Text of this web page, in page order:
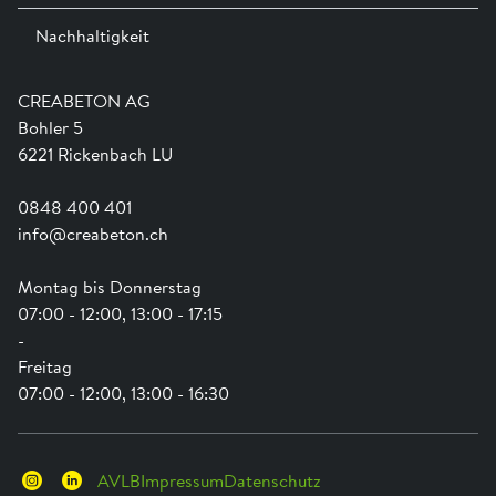
CREABETON AG
Bohler 5
6221 Rickenbach LU
0848 400 401
info@creabeton.ch
Montag bis Donnerstag
07:00 - 12:00, 13:00 - 17:15
-
Freitag
07:00 - 12:00, 13:00 - 16:30
Ausstellungen
Team
Ausbildung
Dienstleistungen
Shop Hilfe
Anwendungsunterstützung
Newsletter
Nachhaltigkeit
Engagement
Swissness
Schwammstadt
AVLBImpressumDatenschutz